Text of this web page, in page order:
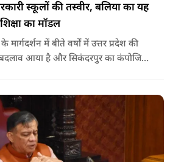
स्कूलों की तस्वीर, बलिया का यह
का मॉडल
मार्गदर्शन में बीते वर्षों में उत्तर प्रदेश की
बदलाव आया है और सिकंदरपुर का कंपोजिट